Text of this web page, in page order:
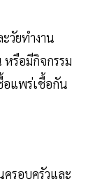
วัยทำงาน
รือมีกิจกรรม
อแพร่เชื้อกัน
รอบครัวและ